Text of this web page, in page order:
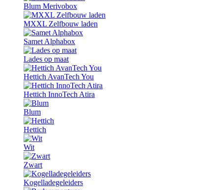
Blum Merivobox
MXXL Zelfbouw laden
Samet Alphabox
Lades op maat
Hettich AvanTech You
Hettich InnoTech Atira
Blum
Hettich
Wit
Zwart
Kogelladegeleiders